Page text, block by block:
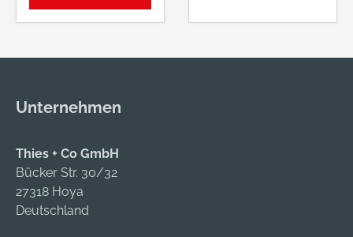
Rippenbündchen am
durchgehend.
Rippenbündchen an
der Unterkante und
an den
Handgelenken.
Unternehmen
Thies + Co GmbH
Bücker Str. 30/32
27318 Hoya
Deutschland